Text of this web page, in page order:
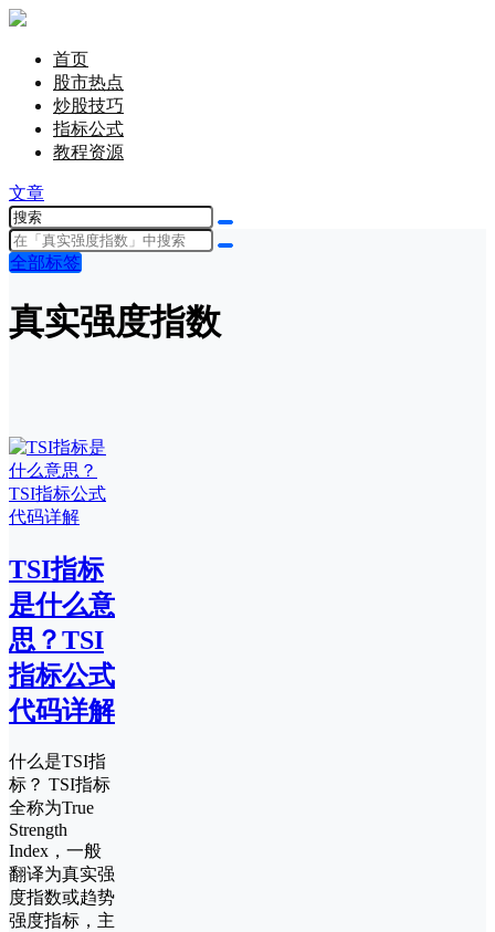
首页
股市热点
炒股技巧
指标公式
教程资源
文章
全部标签
真实强度指数
TSI指标
是什么意
思？TSI
指标公式
代码详解
什么是TSI指
标？ TSI指标
全称为True
Strength
Index，一般
翻译为真实强
度指数或趋势
强度指标，主